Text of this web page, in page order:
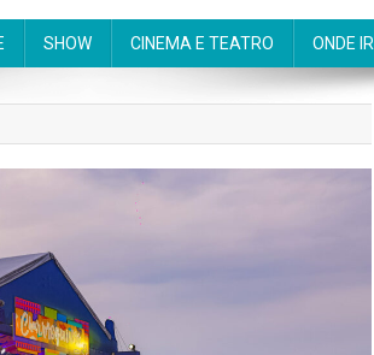
SHOW CINEMA E TEATRO ONDE IR